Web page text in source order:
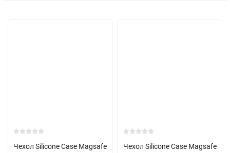
Чехол Silicone Case Magsafe
Чехол Silicone Case Magsafe